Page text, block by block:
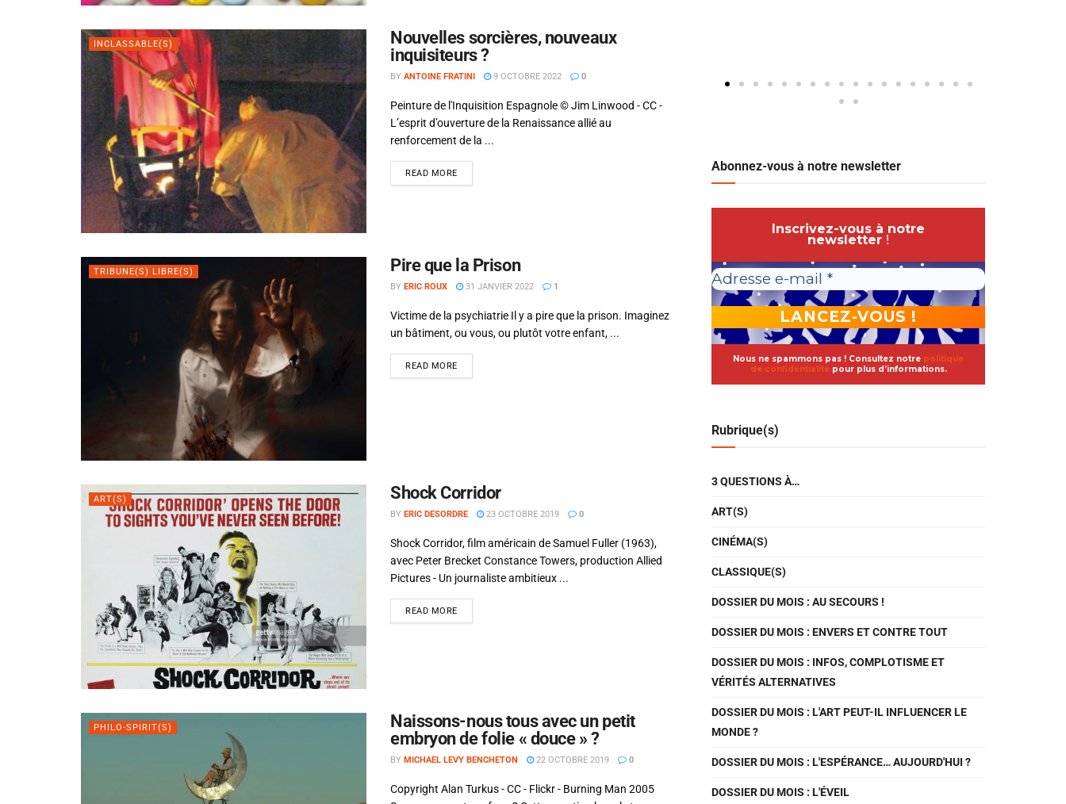
INCLASSABLE(S)
Nouvelles sorcières, nouveaux
inquisiteurs ?
BY ANTOINE FRATINI 9 OCTOBRE 2022 0
Peinture de l'Inquisition Espagnole © Jim Linwood - CC -
L’esprit d’ouverture de la Renaissance allié au
renforcement de la ...
READ MORE
TRIBUNE(S) LIBRE(S) Pire que la Prison
BY ERIC ROUX 31 JANVIER 2022 1
Victime de la psychiatrie Il y a pire que la prison. Imaginez
un bâtiment, ou vous, ou plutôt votre enfant, ...
READ MORE
ART(S) Shock Corridor
BY ERIC DESORDRE 23 OCTOBRE 2019 0
Shock Corridor, film américain de Samuel Fuller (1963),
avec Peter Brecket Constance Towers, production Allied
Pictures - Un journaliste ambitieux ...
READ MORE
PHILO-SPIRIT(S)
Naissons-nous tous avec un petit
embryon de folie « douce » ?
BY MICHAEL LEVY BENCHETON 22 OCTOBRE 2019 0
Copyright Alan Turkus - CC - Flickr - Burning Man 2005
Abonnez-vous à notre newsletter
Inscrivez-vous à notre
newsletter !
Nous ne spammons pas ! Consultez notre politique
de confidentialité pour plus d’informations.
Rubrique(s)
3 QUESTIONS À…
ART(S)
CINÉMA(S)
CLASSIQUE(S)
DOSSIER DU MOIS : AU SECOURS !
DOSSIER DU MOIS : ENVERS ET CONTRE TOUT
DOSSIER DU MOIS : INFOS, COMPLOTISME ET
VÉRITÉS ALTERNATIVES
DOSSIER DU MOIS : L'ART PEUT-IL INFLUENCER LE
MONDE ?
DOSSIER DU MOIS : L'ESPÉRANCE… AUJOURD'HUI ?
DOSSIER DU MOIS : L'ÉVEIL